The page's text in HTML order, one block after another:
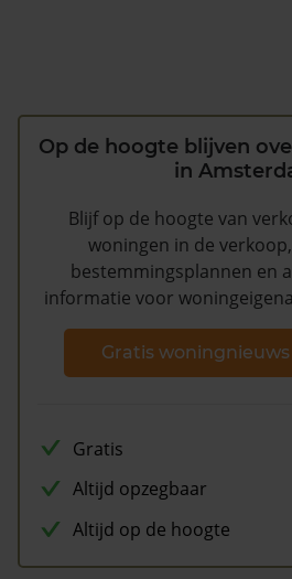
Op de hoogte blijven
in
Blijf op de hoogte van
woningen in de
bestemmingsplannen en
informatie voor
Gratis
Gratis
Altijd opzegbaar
Altijd op de hoogte